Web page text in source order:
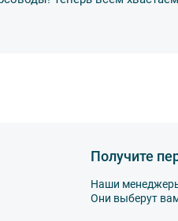
Получите
Наши
Они выберут